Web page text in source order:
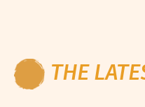
THE